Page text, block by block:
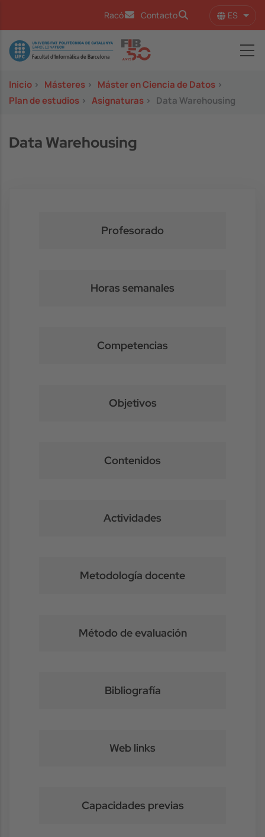
Racó Contacto ES
Image
Inicio > Másteres > Máster en Ciencia de Datos >
Plan de estudios > Asignaturas > Data Warehousing
Data Warehousing
Profesorado
Horas semanales
Competencias
Objetivos
Contenidos
Actividades
Metodología docente
Método de evaluación
Bibliografía
Web links
Capacidades previas